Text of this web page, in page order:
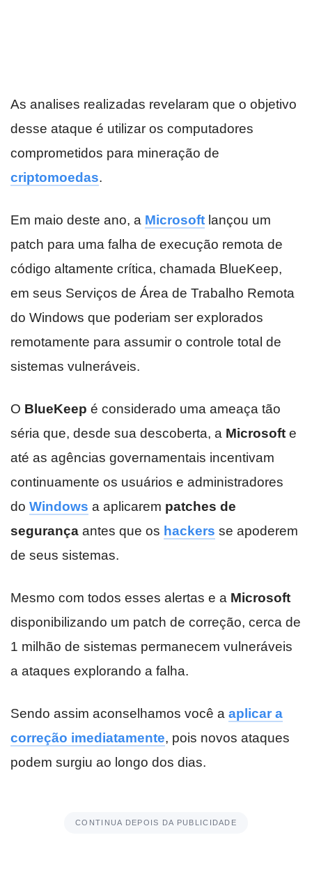
As analises realizadas revelaram que o objetivo
desse ataque é utilizar os computadores
comprometidos para mineração de
criptomoedas.
Em maio deste ano, a Microsoft lançou um
patch para uma falha de execução remota de
código altamente crítica, chamada BlueKeep,
em seus Serviços de Área de Trabalho Remota
do Windows que poderiam ser explorados
remotamente para assumir o controle total de
sistemas vulneráveis.
O BlueKeep é considerado uma ameaça tão
séria que, desde sua descoberta, a Microsoft e
até as agências governamentais incentivam
continuamente os usuários e administradores
do Windows a aplicarem patches de
segurança antes que os hackers se apoderem
de seus sistemas.
Mesmo com todos esses alertas e a Microsoft
disponibilizando um patch de correção, cerca de
1 milhão de sistemas permanecem vulneráveis
a ataques explorando a falha.
Sendo assim aconselhamos você a aplicar a
correção imediatamente, pois novos ataques
podem surgiu ao longo dos dias.
CONTINUA DEPOIS DA PUBLICIDADE